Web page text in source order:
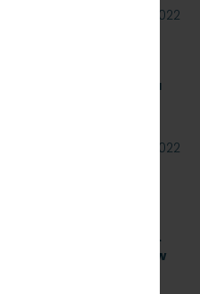
22 czerwca 2022
na usługi doradztwa
Kolej Miejska w
SKMMU.086.20.22
15 czerwca 2022
prac
Wykonawcy pn.
w budynku A-1 w
SKM Gdynia